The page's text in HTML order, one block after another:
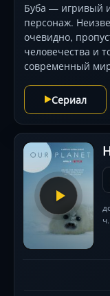
Буба — игривый
персонаж.
очевидно,
человечества и
современный
Сериал